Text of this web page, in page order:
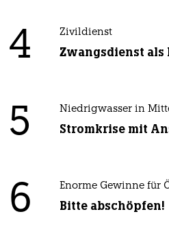
4 Zivildienst
Zwangsdienst als
5 Niedrigwasser in
Stromkrise mit
6 Enorme Gewinne für
Bitte abschöpfen!